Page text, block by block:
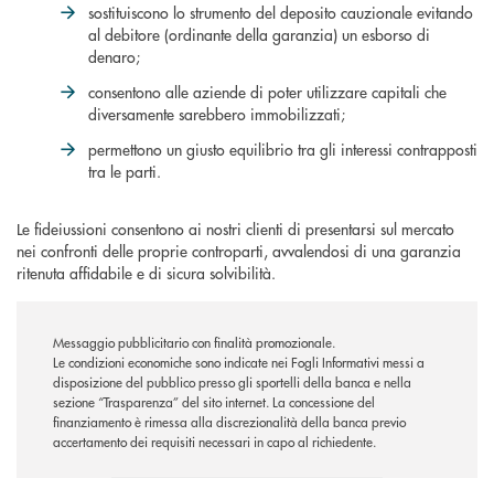
sostituiscono lo strumento del deposito cauzionale evitando
al debitore (ordinante della garanzia) un esborso di
denaro;
consentono alle aziende di poter utilizzare capitali che
diversamente sarebbero immobilizzati;
permettono un giusto equilibrio tra gli interessi contrapposti
tra le parti.
Le fideiussioni consentono ai nostri clienti di presentarsi sul mercato
nei confronti delle proprie controparti, avvalendosi di una garanzia
ritenuta affidabile e di sicura solvibilità.
Messaggio pubblicitario con finalità promozionale.
Le condizioni economiche sono indicate nei Fogli Informativi messi a
disposizione del pubblico presso gli sportelli della banca e nella
sezione “Trasparenza” del sito internet.La concessione del
finanziamento è rimessa alla discrezionalità della banca previo
accertamento dei requisiti necessari in capo al richiedente.